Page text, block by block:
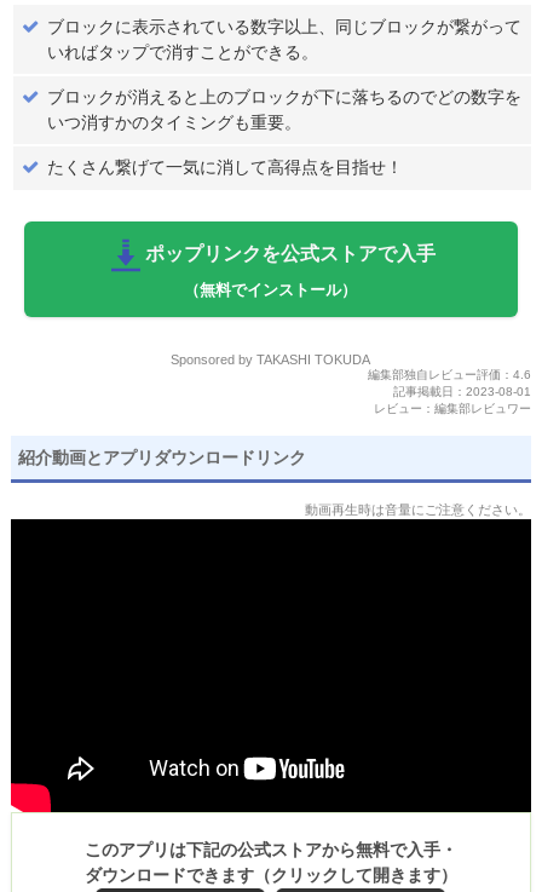
ブロックに表示されている数字以上、同じブロックが繋がって
いればタップで消すことができる。
ブロックが消えると上のブロックが下に落ちるのでどの数字を
いつ消すかのタイミングも重要。
たくさん繋げて一気に消して高得点を目指せ！
ポップリンクを公式ストアで入手
（無料でインストール）
Sponsored by TAKASHI TOKUDA
編集部独自レビュー評価：4.6
記事掲載日：2023-08-01
レビュー：編集部レビュワー
紹介動画とアプリダウンロードリンク
動画再生時は音量にご注意ください。
このアプリは下記の公式ストアから無料で入手・
ダウンロードできます（クリックして開きます）